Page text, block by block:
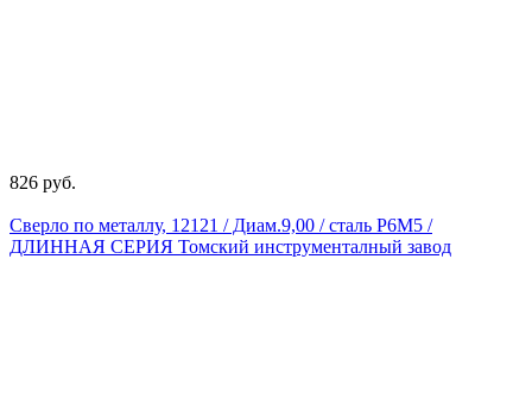
826 руб.
Сверло по металлу, 12121 / Диам.9,00 / сталь Р6М5 /
ДЛИННАЯ СЕРИЯ Томский инструменталный завод